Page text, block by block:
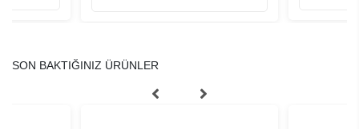
SON BAKTIĞINIZ ÜRÜNLER